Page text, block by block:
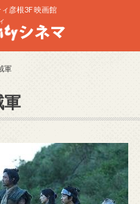
彦根3F 映画館
軍
軍